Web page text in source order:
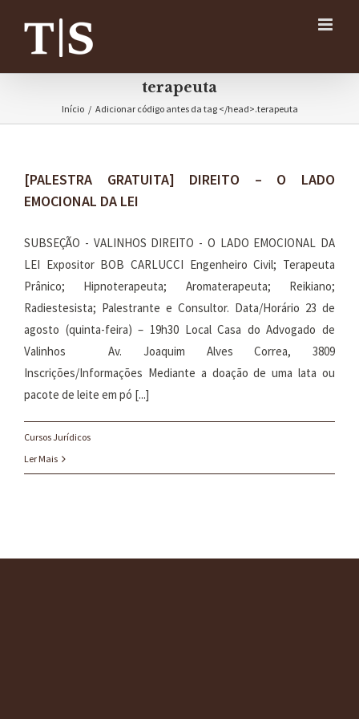
conteúdo
terapeuta
Início / Adicionar código antes da tag </head>.terapeuta
[PALESTRA GRATUITA] DIREITO – O LADO
EMOCIONAL DA LEI
SUBSEÇÃO - VALINHOS DIREITO - O LADO EMOCIONAL DA
LEI Expositor BOB CARLUCCI Engenheiro Civil; Terapeuta
Prânico; Hipnoterapeuta; Aromaterapeuta; Reikiano;
Radiestesista; Palestrante e Consultor. Data/Horário 23 de
agosto (quinta-feira) – 19h30 Local Casa do Advogado de
Valinhos Av. Joaquim Alves Correa, 3809
Inscrições/Informações Mediante a doação de uma lata ou
pacote de leite em pó [...]
Cursos Jurídicos
Ler Mais